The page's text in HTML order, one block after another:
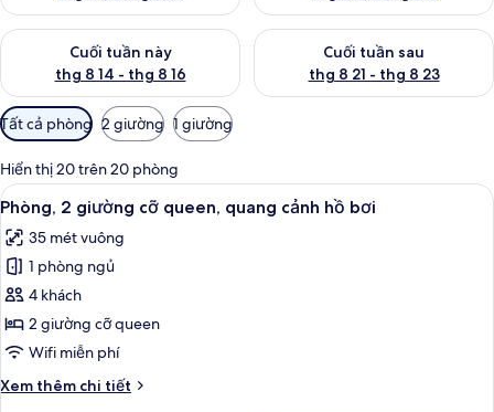
Cuối tuần này
thg 8 14 - thg 8 16
Kiểm tra lượng phòng cuối tuần này từ thg 8 14 - thg 8 16
Cuối tuần sau
thg 8 21 - thg 8 23
Kiểm tra lượng phòng cuối
Bộ
lọc
có
thể
dùng
để
lọc
tìm
phòng
Tất cả phòng 2 giường 1 giường
Hiển thị 20 trên 20 phòng
Xem
tất
cả
ảnh
Phòng,
2
giường
queen,
Minibar, két bảo mật tại phòng, bàn
11
Phòng, 2 giường cỡ queen, quang cảnh hồ bơi
35 mét vuông
1 phòng ngủ
4 khách
2 giường cỡ queen
Wifi miễn phí
Xem thêm chi tiết
Chi